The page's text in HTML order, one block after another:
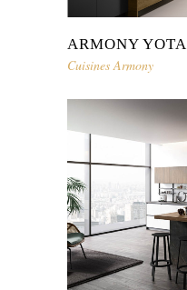
ARMONY YOTA
Cuisines Armony